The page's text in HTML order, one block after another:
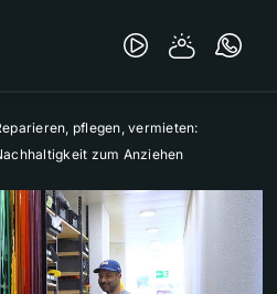
pflegen, vermieten:
zum Anziehen